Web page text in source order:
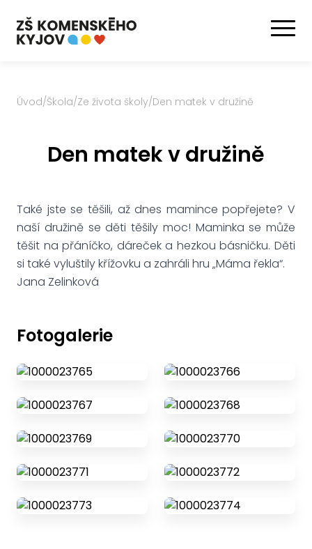
Úvod/Škola/Ze života školy/Den matek v družině
Den matek v družině
Také jste se těšili, až dnes mamince popřejete? V
naší družině se děti těšily moc! Maminka se může
těšit na přáníčko, dáreček a hezkou básničku. Děti
si také vyluštily křížovku a zahráli hru „Máma řekla“.
Jana Zelinková
Fotogalerie